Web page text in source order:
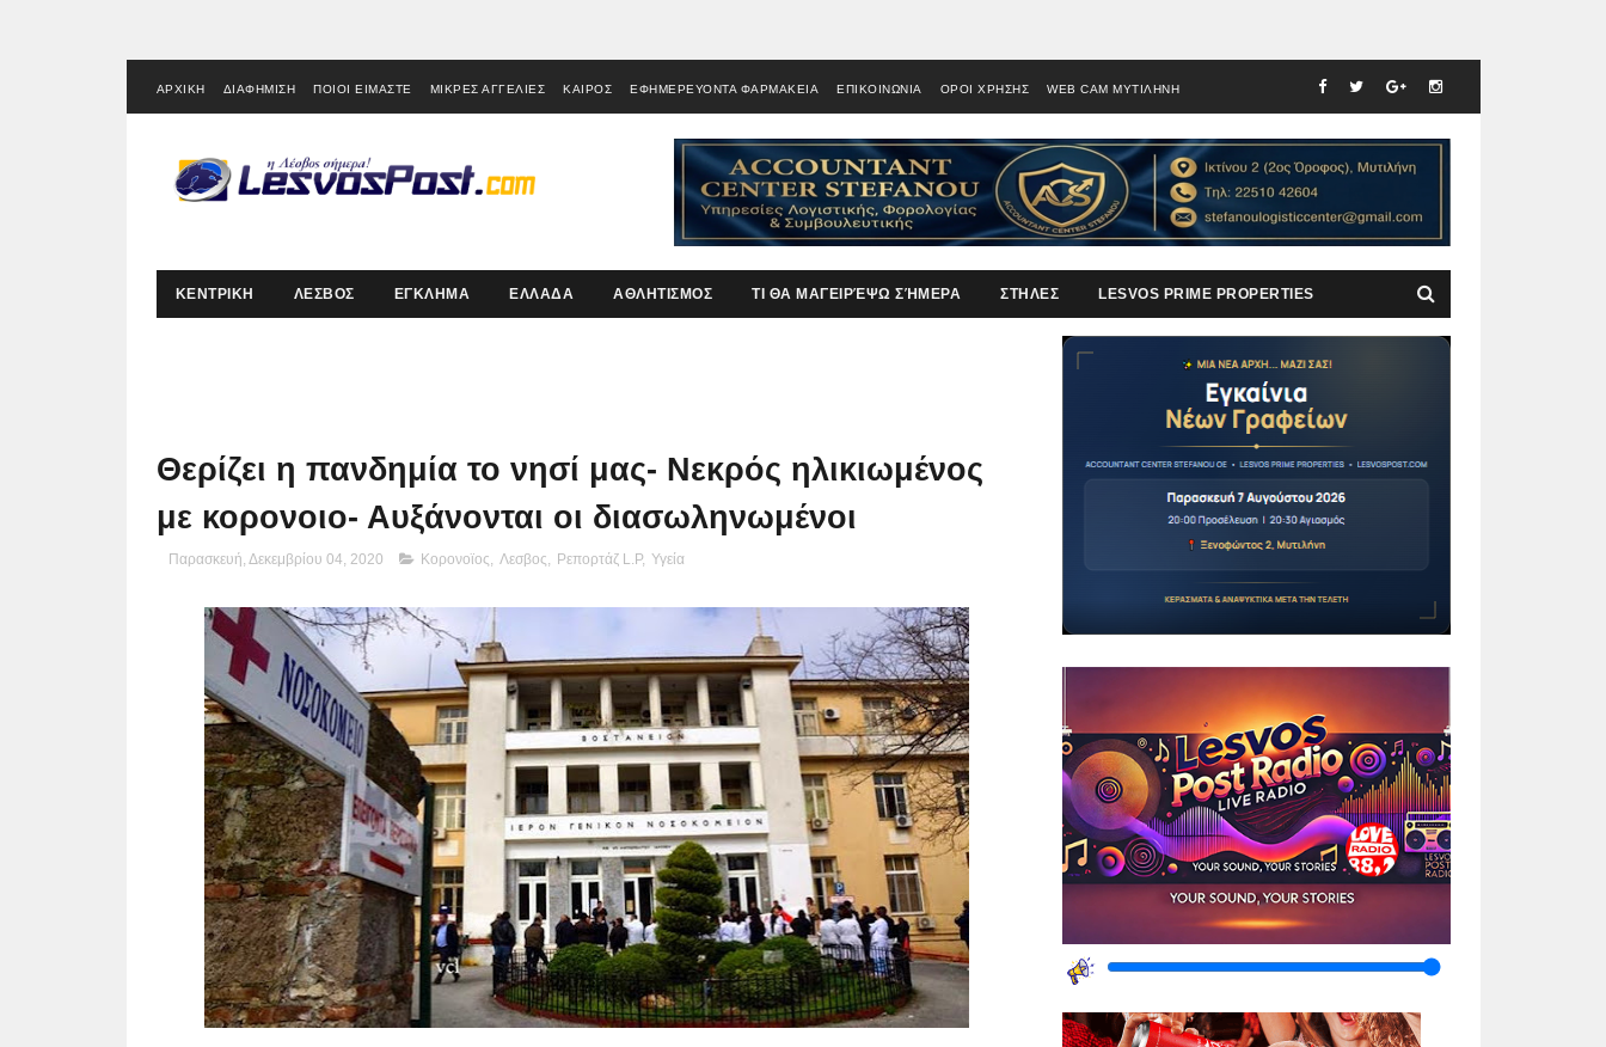
ΑΡΧΙΚΗ ΔΙΑΦΗΜΙΣΗ ΠΟΙΟΙ ΕΙΜΑΣΤΕ ΜΙΚΡΕΣ ΑΓΓΕΛΙΕΣ ΚΑΙΡΟΣ ΕΦΗΜΕΡΕΥΟΝΤΑ ΦΑΡΜΑΚΕΙΑ ΕΠΙΚΟΙΝΩΝΙΑ ΟΡΟΙ ΧΡΗΣΗΣ WEB CAM ΜΥΤΙΛΗΝΗ
ΚΕΝΤΡΙΚΗ ΛΕΣΒΟΣ ΕΓΚΛΗΜΑ ΕΛΛΑΔΑ ΑΘΛΗΤΙΣΜΟΣ ΤΙ ΘΑ ΜΑΓΕΙΡΈΨΩ ΣΉΜΕΡΑ ΣΤΗΛΕΣ LESVOS PRIME PROPERTIES
Θερίζει η πανδημία το νησί μας- Νεκρός ηλικιωμένος
με κορονοιο- Αυξάνονται οι διασωληνωμένοι
Παρασκευή, Δεκεμβρίου 04, 2020 Κορονοϊος, Λεσβος, Ρεπορτάζ L.P, Υγεία